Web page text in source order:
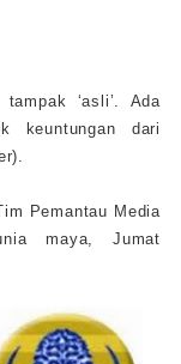
‘asli’. Ada
keuntungan dari
Pemantau Media
maya, Jumat